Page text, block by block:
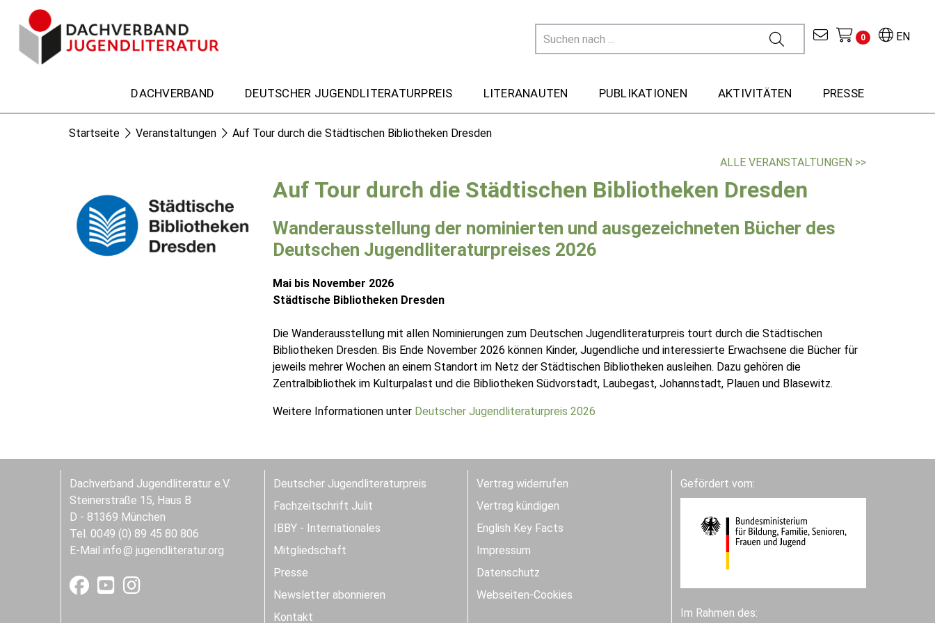
EN
0
DACHVERBAND DEUTSCHER JUGENDLITERATURPREIS LITERANAUTEN PUBLIKATIONEN AKTIVITÄTEN PRESSE
Startseite Veranstaltungen Auf Tour durch die Städtischen Bibliotheken Dresden
ALLE VERANSTALTUNGEN >>
Auf Tour durch die Städtischen Bibliotheken Dresden
Wanderausstellung der nominierten und ausgezeichneten Bücher des
Deutschen Jugendliteraturpreises 2026
Mai bis November 2026
Städtische Bibliotheken Dresden
Die Wanderausstellung mit allen Nominierungen zum Deutschen Jugendliteraturpreis tourt durch die Städtischen
Bibliotheken Dresden. Bis Ende November 2026 können Kinder, Jugendliche und interessierte Erwachsene die Bücher für
jeweils mehrer Wochen an einem Standort im Netz der Städtischen Bibliotheken ausleihen. Dazu gehören die
Zentralbibliothek im Kulturpalast und die Bibliotheken Südvorstadt, Laubegast, Johannstadt, Plauen und Blasewitz.
Weitere Informationen unter Deutscher Jugendliteraturpreis 2026
Dachverband Jugendliteratur e.V.
Steinerstraße 15, Haus B
D - 81369 München
Tel. 0049 (0) 89 45 80 806
E-Mail info jugendliteratur.org
Deutscher Jugendliteraturpreis
Fachzeitschrift Julit
IBBY - Internationales
Mitgliedschaft
Presse
Newsletter abonnieren
Kontakt
Vertrag widerrufen
Vertrag kündigen
English Key Facts
Impressum
Datenschutz
Webseiten-Cookies
Gefördert vom:
Im Rahmen des: